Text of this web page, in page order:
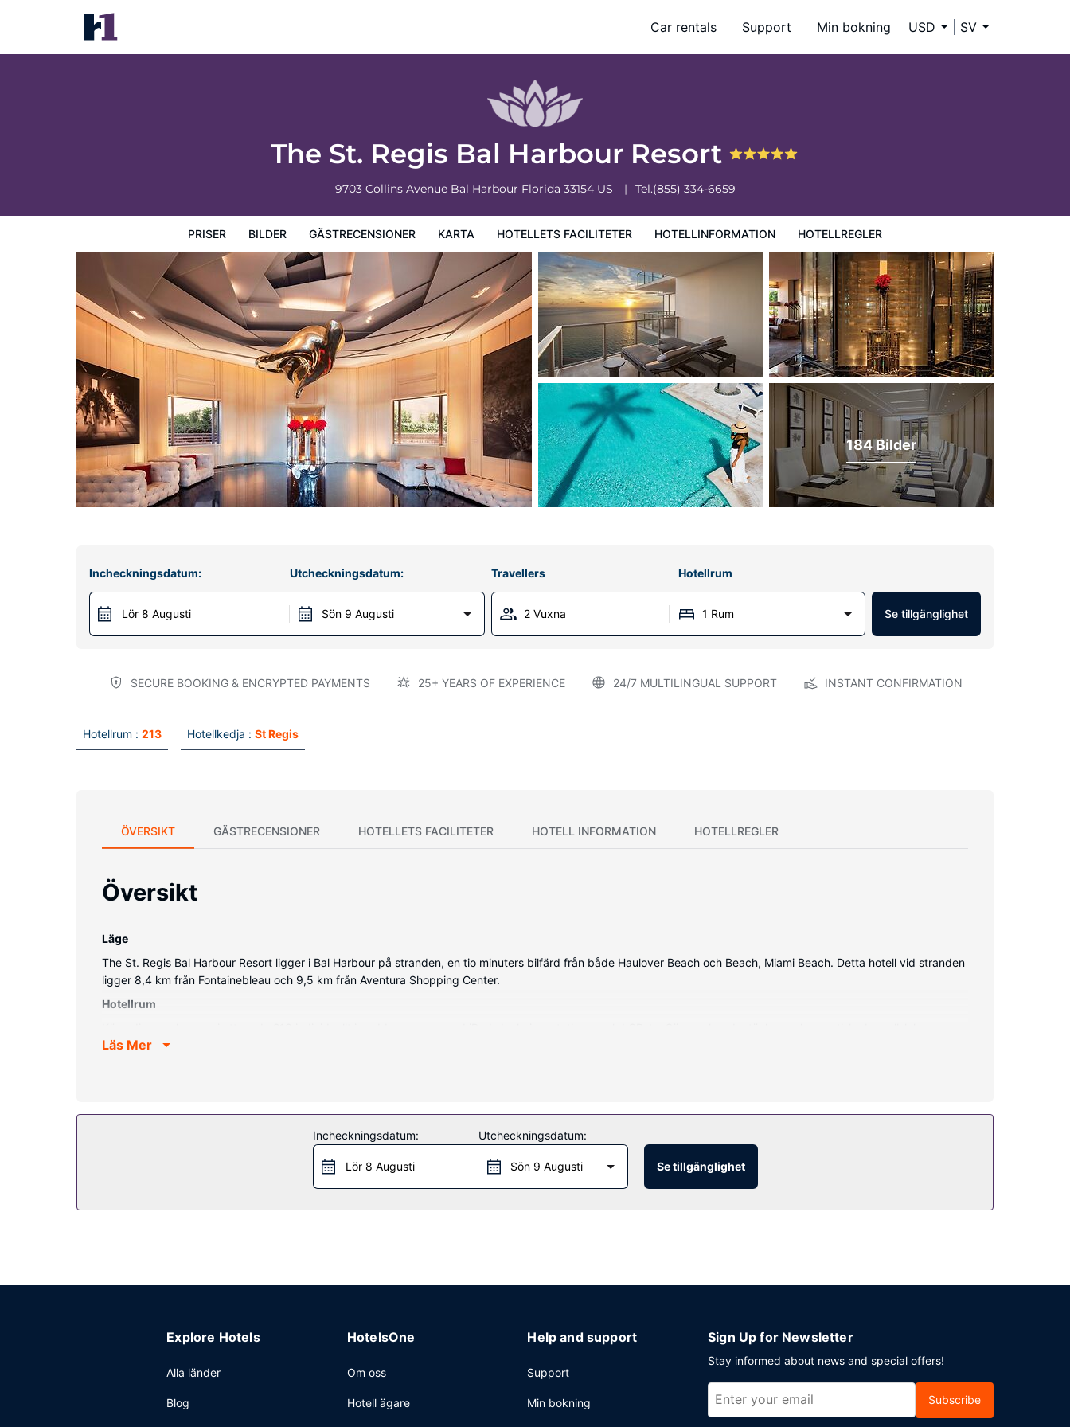
Car rentals Support Min bokning USD SV
The St. Regis Bal Harbour Resort
9703 Collins Avenue Bal Harbour Florida 33154 US Tel.(855) 334-6659
PRISER BILDER GÄSTRECENSIONER KARTA HOTELLETS FACILITETER HOTELLINFORMATION HOTELLREGLER
The St. Regis Bal Harbour Resort
Priser
184 Bilder
Incheckningsdatum:
Lör 8 Augusti
Utcheckningsdatum:
Sön 9 Augusti
Travellers Hotellrum
2 Vuxna 1 Rum Se tillgänglighet
SECURE BOOKING & ENCRYPTED PAYMENTS 25+ YEARS OF EXPERIENCE 24/7 MULTILINGUAL SUPPORT INSTANT CONFIRMATION
Hotellrum : 213 Hotellkedja : St Regis
ÖVERSIKT GÄSTRECENSIONER HOTELLETS FACILITETER HOTELL INFORMATION HOTELLREGLER
Översikt
Läge
The St. Regis Bal Harbour Resort ligger i Bal Harbour på stranden, en tio minuters bilfärd från både Haulover Beach och Beach, Miami Beach. Detta hotell vid stranden
ligger 8,4 km från Fontainebleau och 9,5 km från Aventura Shopping Center.
Hotellrum
Rummen har privata inredda balkonger. Gratis wi-fi gör att du kan hålla dig uppkopplad, och premium-kanaler och dvd-spelare står för underhållningen. Badrummen
utomhuspooler och ett dygnet runt-öppet fitnesscenter. Detta hotell har även wi-fi mot en avgift, conciergetjänster och en souvenirbutik eller tidningskiosk.
Njut av grekiska köket på Atlantikós, en av de 4 restaurangerna detta hotell ståtar med, eller stanna på rummet och nyttja dess rumsservice (under begränsade
tider). Koppla av med en drink på boendets bar eller en av 2 poolbarer. Frukostbuffé serveras dagligen mot en avgift från 06.30 till 11.00.
Läs Mer
Incheckningsdatum:
Lör 8 Augusti
Utcheckningsdatum:
Sön 9 Augusti Se tillgänglighet
Explore Hotels
Alla länder
Blog
HotelsOne
Om oss
Hotell ägare
Help and support
Support
Min bokning
Sign Up for Newsletter
Stay informed about news and special offers!
Subscribe